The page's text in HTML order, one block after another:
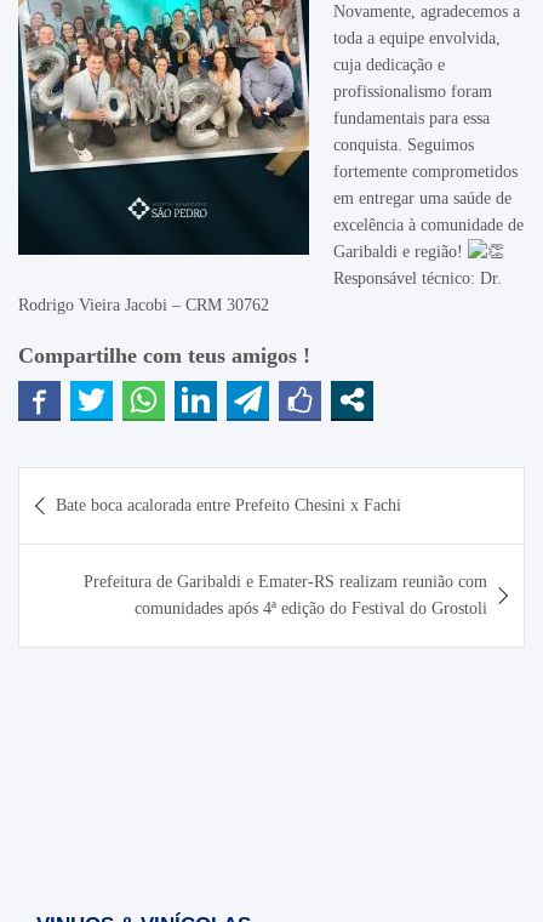
Novamente, agradecemos a
toda a equipe envolvida,
cuja dedicação e
profissionalismo foram
fundamentais para essa
conquista. Seguimos
fortemente comprometidos
em entregar uma saúde de
excelência à comunidade de
Garibaldi e região!
Responsável técnico: Dr.
Rodrigo Vieira Jacobi – CRM 30762
Compartilhe com teus amigos !
de
Bate boca acalorada entre Prefeito Chesini x Fachi
Prefeitura de Garibaldi e Emater-RS realizam reunião com
comunidades após 4ª edição do Festival do Grostoli